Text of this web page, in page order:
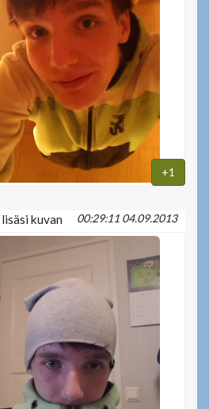
+1
00:29:11 04.09.2013
lisäsi kuvan